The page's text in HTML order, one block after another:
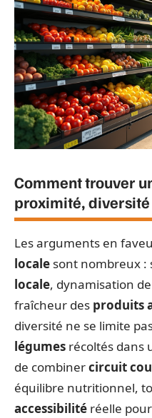
Comment trouver
proximité,
Les arguments en
locale sont nombreux :
locale, dynamisation de
fraîcheur des produits
diversité ne se limite
légumes récoltés dans
de combinercircuit
équilibre nutritionnel,
accessibilité réelle